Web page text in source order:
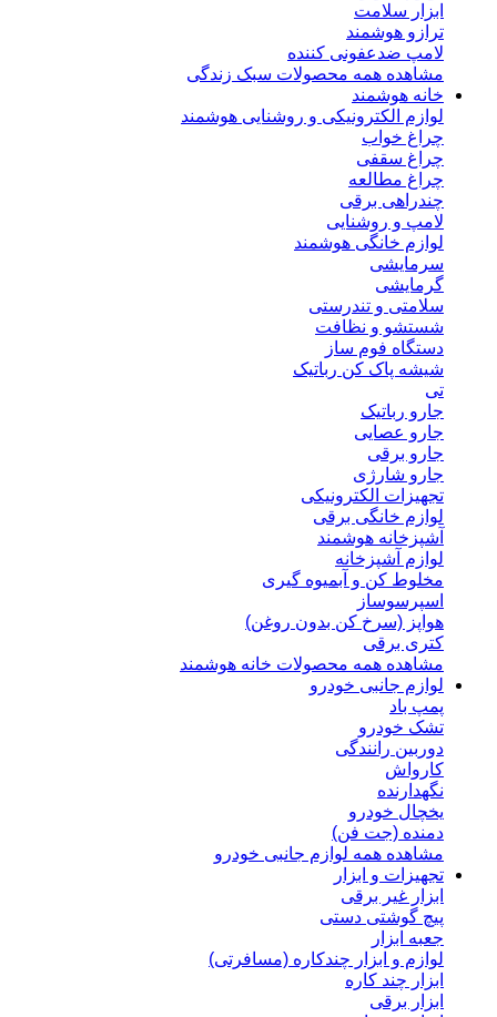
ابزار سلامت
ترازو هوشمند
لامپ ضدعفونی کننده
مشاهده همه محصولات سبک زندگی
خانه هوشمند
لوازم الکترونیکی و روشنایی هوشمند
چراغ خواب
چراغ سقفی
چراغ مطالعه
چندراهی برقی
لامپ و روشنایی
لوازم خانگی هوشمند
سرمایشی
گرمایشی
سلامتی و تندرستی
شستشو و نظافت
دستگاه فوم ساز
شیشه پاک کن رباتیک
تی
جارو رباتیک
جارو عصایی
جارو برقی
جارو شارژی
تجهیزات الکترونیکی
لوازم خانگی برقی
آشپزخانه هوشمند
لوازم آشپزخانه
مخلوط کن و آبمیوه گیری
اسپرسوساز
هواپز (سرخ کن بدون روغن)
کتری برقی
مشاهده همه محصولات خانه هوشمند
لوازم جانبی خودرو
پمپ باد
تشک خودرو
دوربین رانندگی
کارواش
نگهدارنده
یخچال خودرو
دمنده (جت فن)
مشاهده همه لوازم جانبی خودرو
تجهیزات و ابزار
ابزار غیر برقی
پیچ گوشتی دستی
جعبه ابزار
لوازم و ابزار چندکاره (مسافرتی)
ابزار چند کاره
ابزار برقی